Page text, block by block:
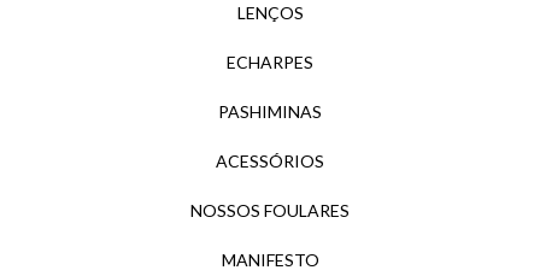
LENÇOS
ECHARPES
PASHIMINAS
ACESSÓRIOS
NOSSOS FOULARES
MANIFESTO